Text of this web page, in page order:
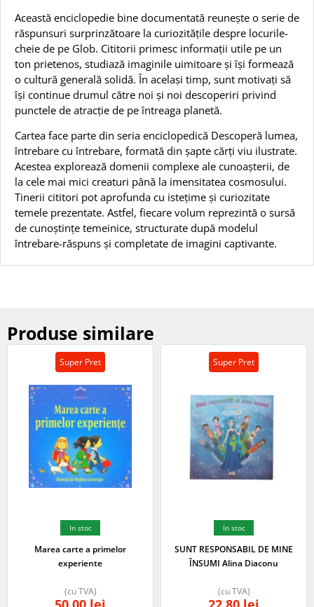
Această enciclopedie bine documentată reunește o serie de
răspunsuri surprinzătoare la curiozitățile despre locurile-
cheie de pe Glob. Cititorii primesc informații utile pe un
ton prietenos, studiază imaginile uimitoare și își formează
o cultură generală solidă. În același timp, sunt motivați să
își continue drumul către noi și noi descoperiri privind
punctele de atracție de pe întreaga planetă.
Cartea face parte din seria enciclopedică Descoperă lumea,
întrebare cu întrebare, formată din șapte cărți viu ilustrate.
Acestea explorează domenii complexe ale cunoașterii, de
la cele mai mici creaturi până la imensitatea cosmosului.
Tinerii cititori pot aprofunda cu istețime și curiozitate
temele prezentate. Astfel, fiecare volum reprezintă o sursă
de cunoștințe temeinice, structurate după modelul
întrebare-răspuns și completate de imagini captivante.
Produse similare
Super Pret
In stoc
Marea carte a primelor
experiente
(cu TVA)
Super Pret
In stoc
SUNT RESPONSABIL DE MINE
ÎNSUMI Alina Diaconu
(cu TVA)